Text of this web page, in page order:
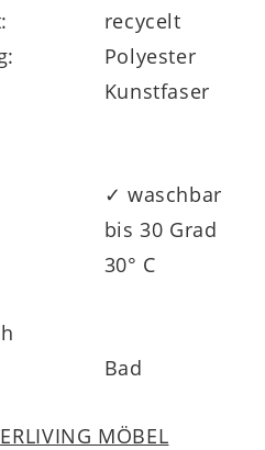
recycelt
Polyester
Kunstfaser
✓ waschbar
bis 30 Grad
30° C
Bad
MÖBEL